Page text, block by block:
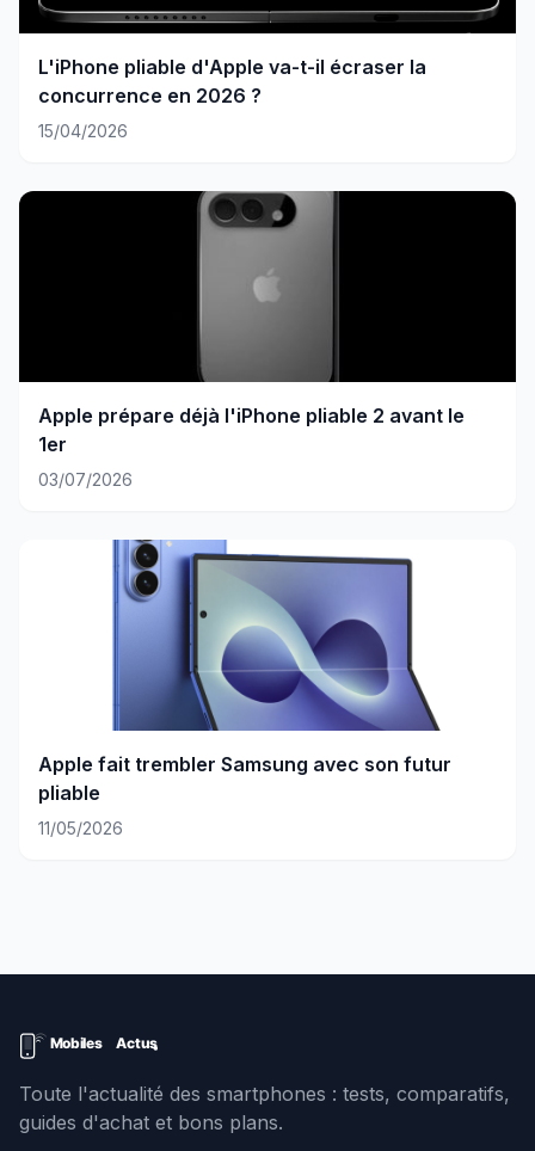
L'iPhone pliable d'Apple va-t-il écraser la
concurrence en 2026 ?
15/04/2026
Apple prépare déjà l'iPhone pliable 2 avant le
1er
03/07/2026
Apple fait trembler Samsung avec son futur
pliable
11/05/2026
Toute l'actualité des smartphones : tests, comparatifs,
guides d'achat et bons plans.